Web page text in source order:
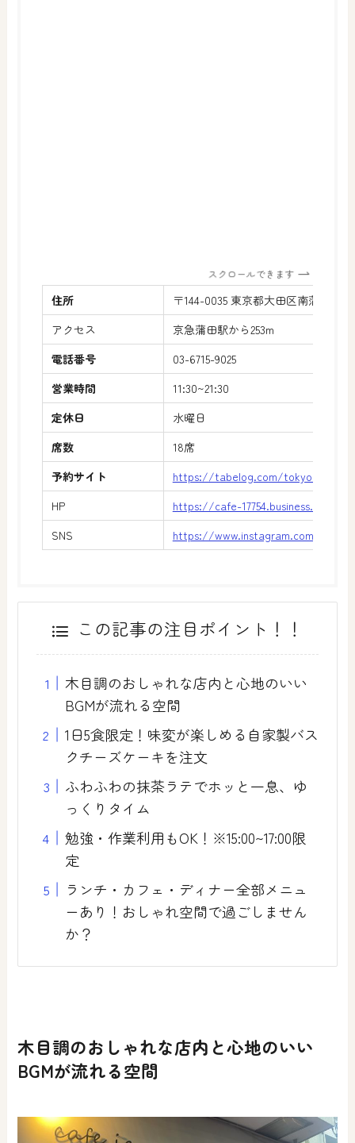
スクロールできます
住所
〒144-0035 東京都大田区南蒲田1-9-
アクセス
京急蒲田駅から253m
電話番号
03-6715-9025
営業時間
11:30~21:30
定休日
水曜日
席数
18席
予約サイト
https://tabelog.com/tokyo/A1315/
HP
https://cafe-17754.business.site/
SNS
https://www.instagram.com/
この記事の注目ポイント！！
木目調のおしゃれな店内と心地のいい
BGMが流れる空間
1日5食限定！味変が楽しめる自家製バス
クチーズケーキを注文
ふわふわの抹茶ラテでホッと一息、ゆ
っくりタイム
勉強・作業利用もOK！※15:00~17:00限
定
ランチ・カフェ・ディナー全部メニュ
ーあり！おしゃれ空間で過ごしません
か？
木目調のおしゃれな店内と心地のいい
BGMが流れる空間